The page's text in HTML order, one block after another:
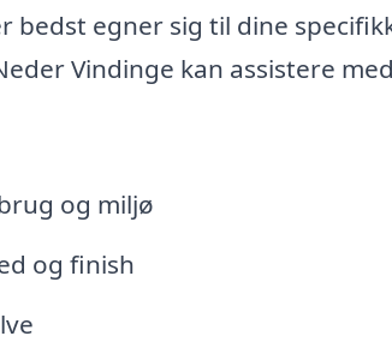
bedst egner sig til dine
Vindinge kan assistere
og miljø
og finish